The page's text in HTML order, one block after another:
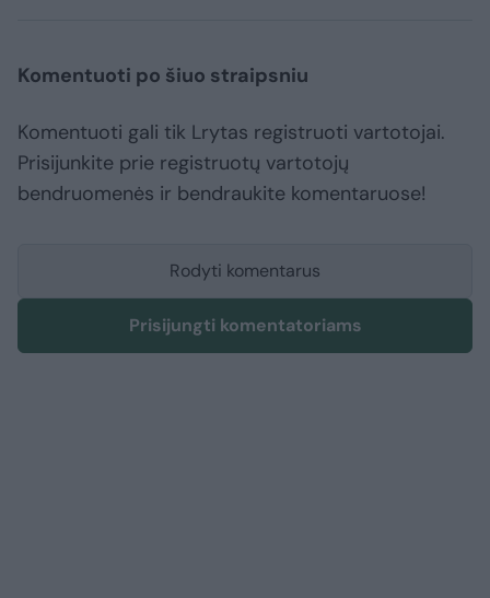
Komentuoti po šiuo straipsniu
Komentuoti gali tik Lrytas registruoti vartotojai.
Prisijunkite prie registruotų vartotojų
bendruomenės ir bendraukite komentaruose!
Rodyti komentarus
Prisijungti komentatoriams